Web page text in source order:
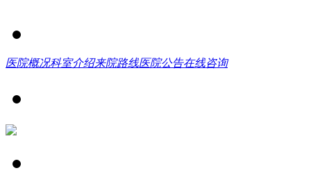
医院概况科室介绍来院路线医院公告在线咨询